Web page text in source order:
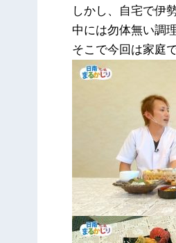
しかし、自宅で伊
中には勿体無い調
そこで今回は家庭